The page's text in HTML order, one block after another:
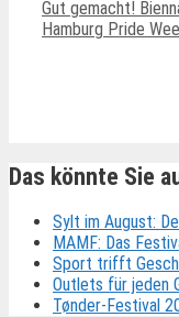
Gut gemacht!
Hamburg Pride
Das könnte Sie
Sylt im August:
MAMF: Das
Sport trifft
Outlets für jeden
Tønder-Festival